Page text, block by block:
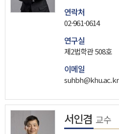
연락처
02-961-0614
연구실
제2법학관 508호
이메일
suhbh@khu.ac.kr
서인겸 교수